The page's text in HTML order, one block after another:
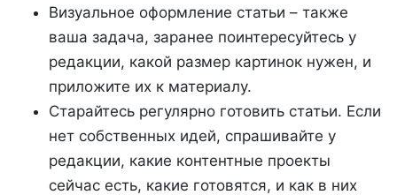
Визуальное оформление статьи – также
ваша задача, заранее поинтересуйтесь у
редакции, какой размер картинок нужен, и
приложите их к материалу.
Старайтесь регулярно готовить статьи. Если
нет собственных идей, спрашивайте у
редакции, какие контентные проекты
сейчас есть, какие готовятся, и как в них